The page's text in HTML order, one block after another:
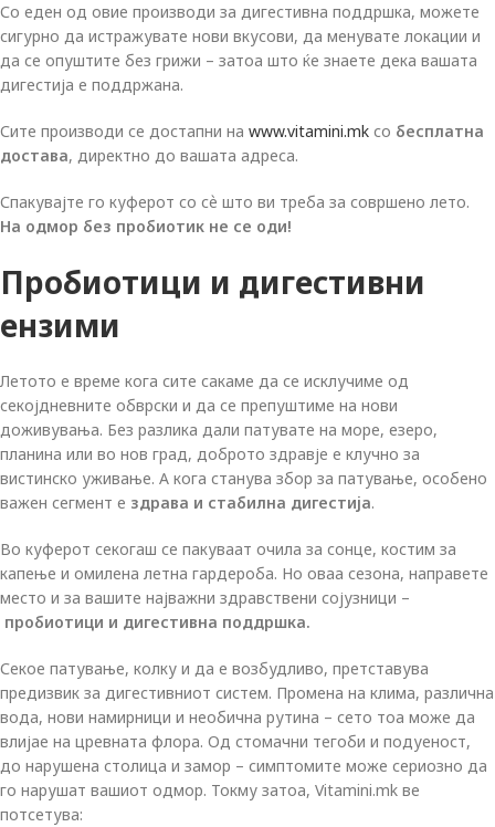
Со еден од овие производи за дигестивна поддршка, можете
сигурно да истражувате нови вкусови, да менувате локации и
да се опуштите без грижи – затоа што ќе знаете дека вашата
дигестија е поддржана.
Сите производи се достапни на www.vitamini.mk со бесплатна
достава, директно до вашата адреса.
Спакувајте го куферот со сѐ што ви треба за совршено лето.
На одмор без пробиотик не се оди!
Пробиотици и дигестивни
ензими
Летото е време кога сите сакаме да се исклучиме од
секојдневните обврски и да се препуштиме на нови
доживувања. Без разлика дали патувате на море, езеро,
планина или во нов град, доброто здравје е клучно за
вистинско уживање. А кога станува збор за патување, особено
важен сегмент е здрава и стабилна дигестија.
Во куферот секогаш се пакуваат очила за сонце, костим за
капење и омилена летна гардероба. Но оваа сезона, направете
место и за вашите најважни здравствени сојузници –
пробиотици и дигестивна поддршка.
Секое патување, колку и да е возбудливо, претставува
предизвик за дигестивниот систем. Промена на клима, различна
вода, нови намирници и необична рутина – сето тоа може да
влијае на цревната флора. Од стомачни тегоби и подуеност,
до нарушена столица и замор – симптомите може сериозно да
го нарушат вашиот одмор. Токму затоа, Vitamini.mk ве
потсетува: